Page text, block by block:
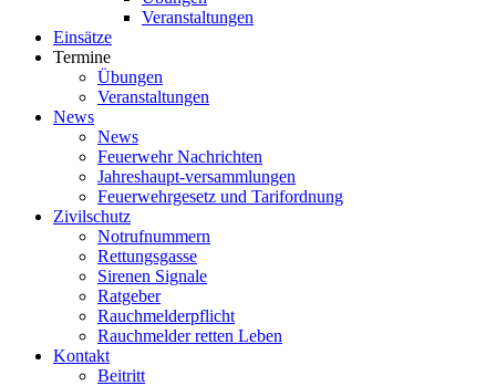
Veranstaltungen
Einsätze
Termine
Übungen
Veranstaltungen
News
News
Feuerwehr Nachrichten
Jahreshaupt-versammlungen
Feuerwehrgesetz und Tarifordnung
Zivilschutz
Notrufnummern
Rettungsgasse
Sirenen Signale
Ratgeber
Rauchmelderpflicht
Rauchmelder retten Leben
Kontakt
Beitritt